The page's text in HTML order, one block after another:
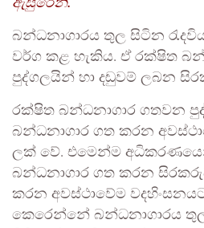
ඇසුරෙනි.
බන්ධනාගාරය තුල සිටින
වර්ග කළ හැකිය. ඒ රක්ෂිත
පුද්ගලයින් හා දඬුවම් ලබන
රක්ෂිත බන්ධනාගාර ගතවන
බන්ධනාගාර ගත කරන
ලක් වේ. එමෙන්ම
බන්ධනාගාර ගත කරන
කරන අවස්ථාවේම
කෙරෙන්නේ බන්ධනාගාරය